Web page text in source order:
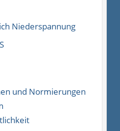
Niederspannung
und Normierungen